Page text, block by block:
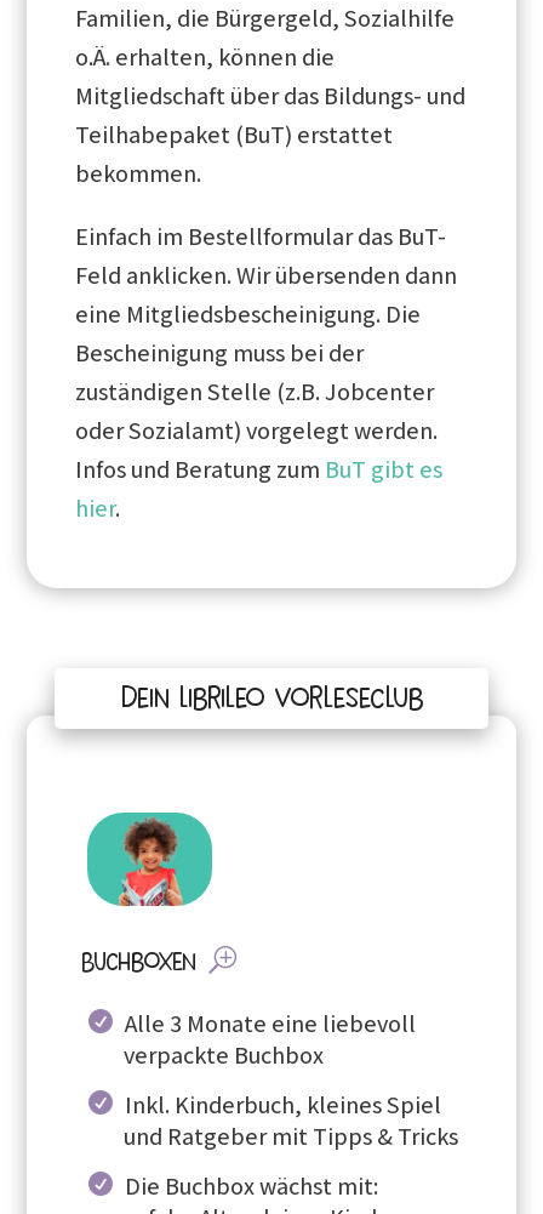
Familien, die Bürgergeld, Sozialhilfe
o.Ä. erhalten, können die
Mitgliedschaft über das Bildungs- und
Teilhabepaket (BuT) erstattet
bekommen.
Einfach im Bestellformular das BuT-
Feld anklicken. Wir übersenden dann
eine Mitgliedsbescheinigung. Die
Bescheinigung muss bei der
zuständigen Stelle (z.B. Jobcenter
oder Sozialamt) vorgelegt werden.
Infos und Beratung zum BuT gibt es
hier.
Dein Librileo Vorleseclub
Buchboxen
Alle 3 Monate eine liebevoll
verpackte Buchbox
Inkl. Kinderbuch, kleines Spiel
und Ratgeber mit Tipps & Tricks
Die Buchbox wächst mit: